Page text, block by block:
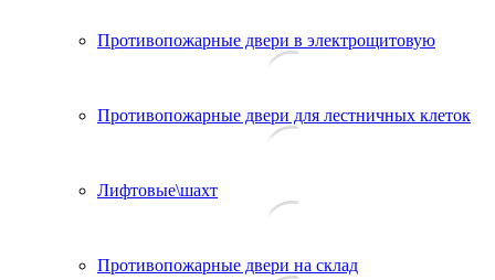
Противопожарные двери в электрощитовую
Противопожарные двери для лестничных клеток
Лифтовые\шахт
Противопожарные двери на склад